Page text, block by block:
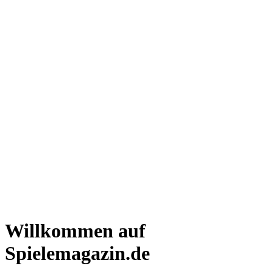
Willkommen auf
Spielemagazin.de